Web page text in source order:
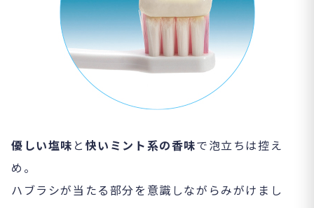
優しい塩味 と 快いミント系の香味で泡立ちは控え
め。
ハブラシが当たる部分を意識しながらみがけまし